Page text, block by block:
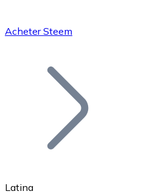
Bitcoin
Acheter Steem
Latina